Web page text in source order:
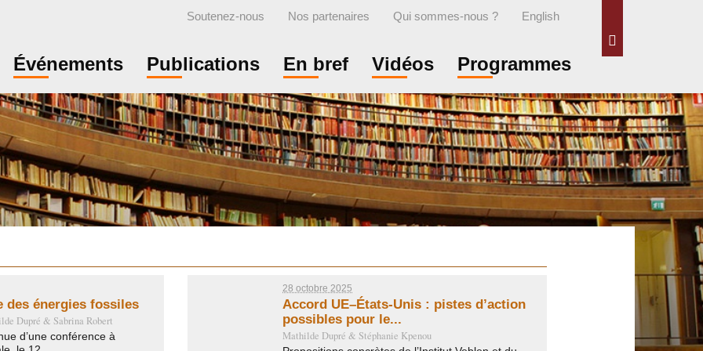
Soutenez-nous Nos partenaires Qui sommes-nous ? English
Événements Publications En bref Vidéos Programmes
des énergies fossiles
Dupré & Sabrina Robert
d’une conférence à
28 octobre 2025
Accord UE–États-Unis : pistes d’action
possibles pour le...
Mathilde Dupré & Stéphanie Kpenou